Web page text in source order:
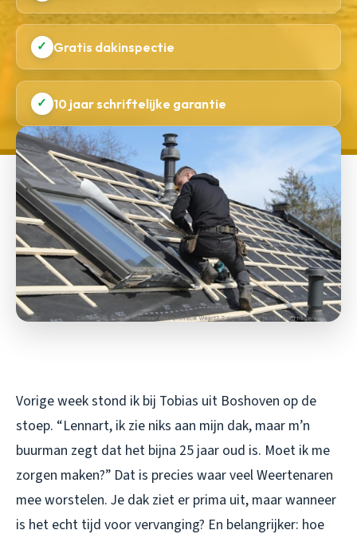
✓ Gratis dakinspectie
✓ 10 jaar schriftelijke garantie
Vorige week stond ik bij Tobias uit Boshoven op de
stoep. “Lennart, ik zie niks aan mijn dak, maar m’n
buurman zegt dat het bijna 25 jaar oud is. Moet ik me
zorgen maken?” Dat is precies waar veel Weertenaren
mee worstelen. Je dak ziet er prima uit, maar wanneer
is het echt tijd voor vervanging? En belangrijker: hoe